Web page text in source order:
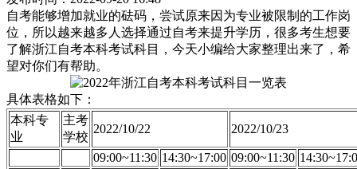
自考能够增加就业的砝码，尝试原来因为专业被限制的工作岗
位，所以越来越多人选择通过自考来提升学历，很多考生想要
了解浙江自考本科考试科目，今天小编给大家整理出来了，希
望对你们有帮助。
具体表格如下：
本科专
业
主考
学校
2022/10/22 2022/10/23
09:00~11:30 14:30~17:00 09:00~11:30